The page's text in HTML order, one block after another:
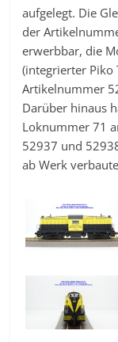
aufgelegt. Die
der
erwerbbar, die
(integrierter Piko
Artikelnummer
Darüber hinaus
Loknummer 71
52937 und
ab Werk